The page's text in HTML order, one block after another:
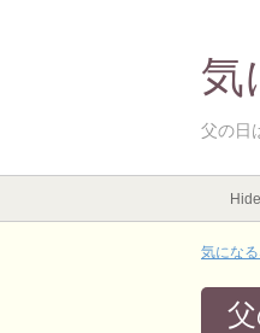
気
父の日
気にな